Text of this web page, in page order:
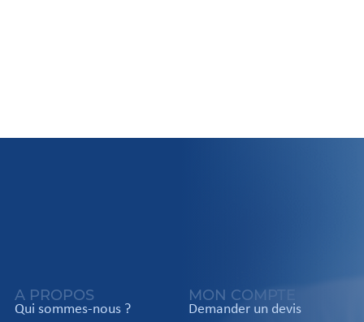
A PROPOS
Qui sommes-nous ?
MON COMPTE
Demander un devis